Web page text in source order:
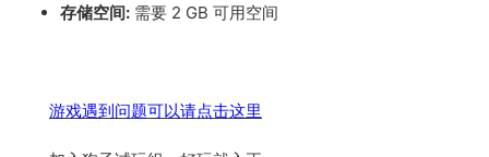
存储空间: 需要 2 GB 可用空间
游戏遇到问题可以请点击这里